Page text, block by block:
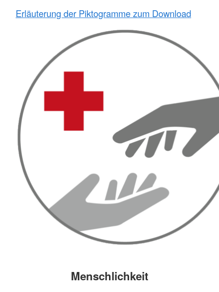
Erläuterung der Piktogramme zum Download
Menschlichkeit